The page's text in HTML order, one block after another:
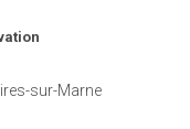
sur-Marne